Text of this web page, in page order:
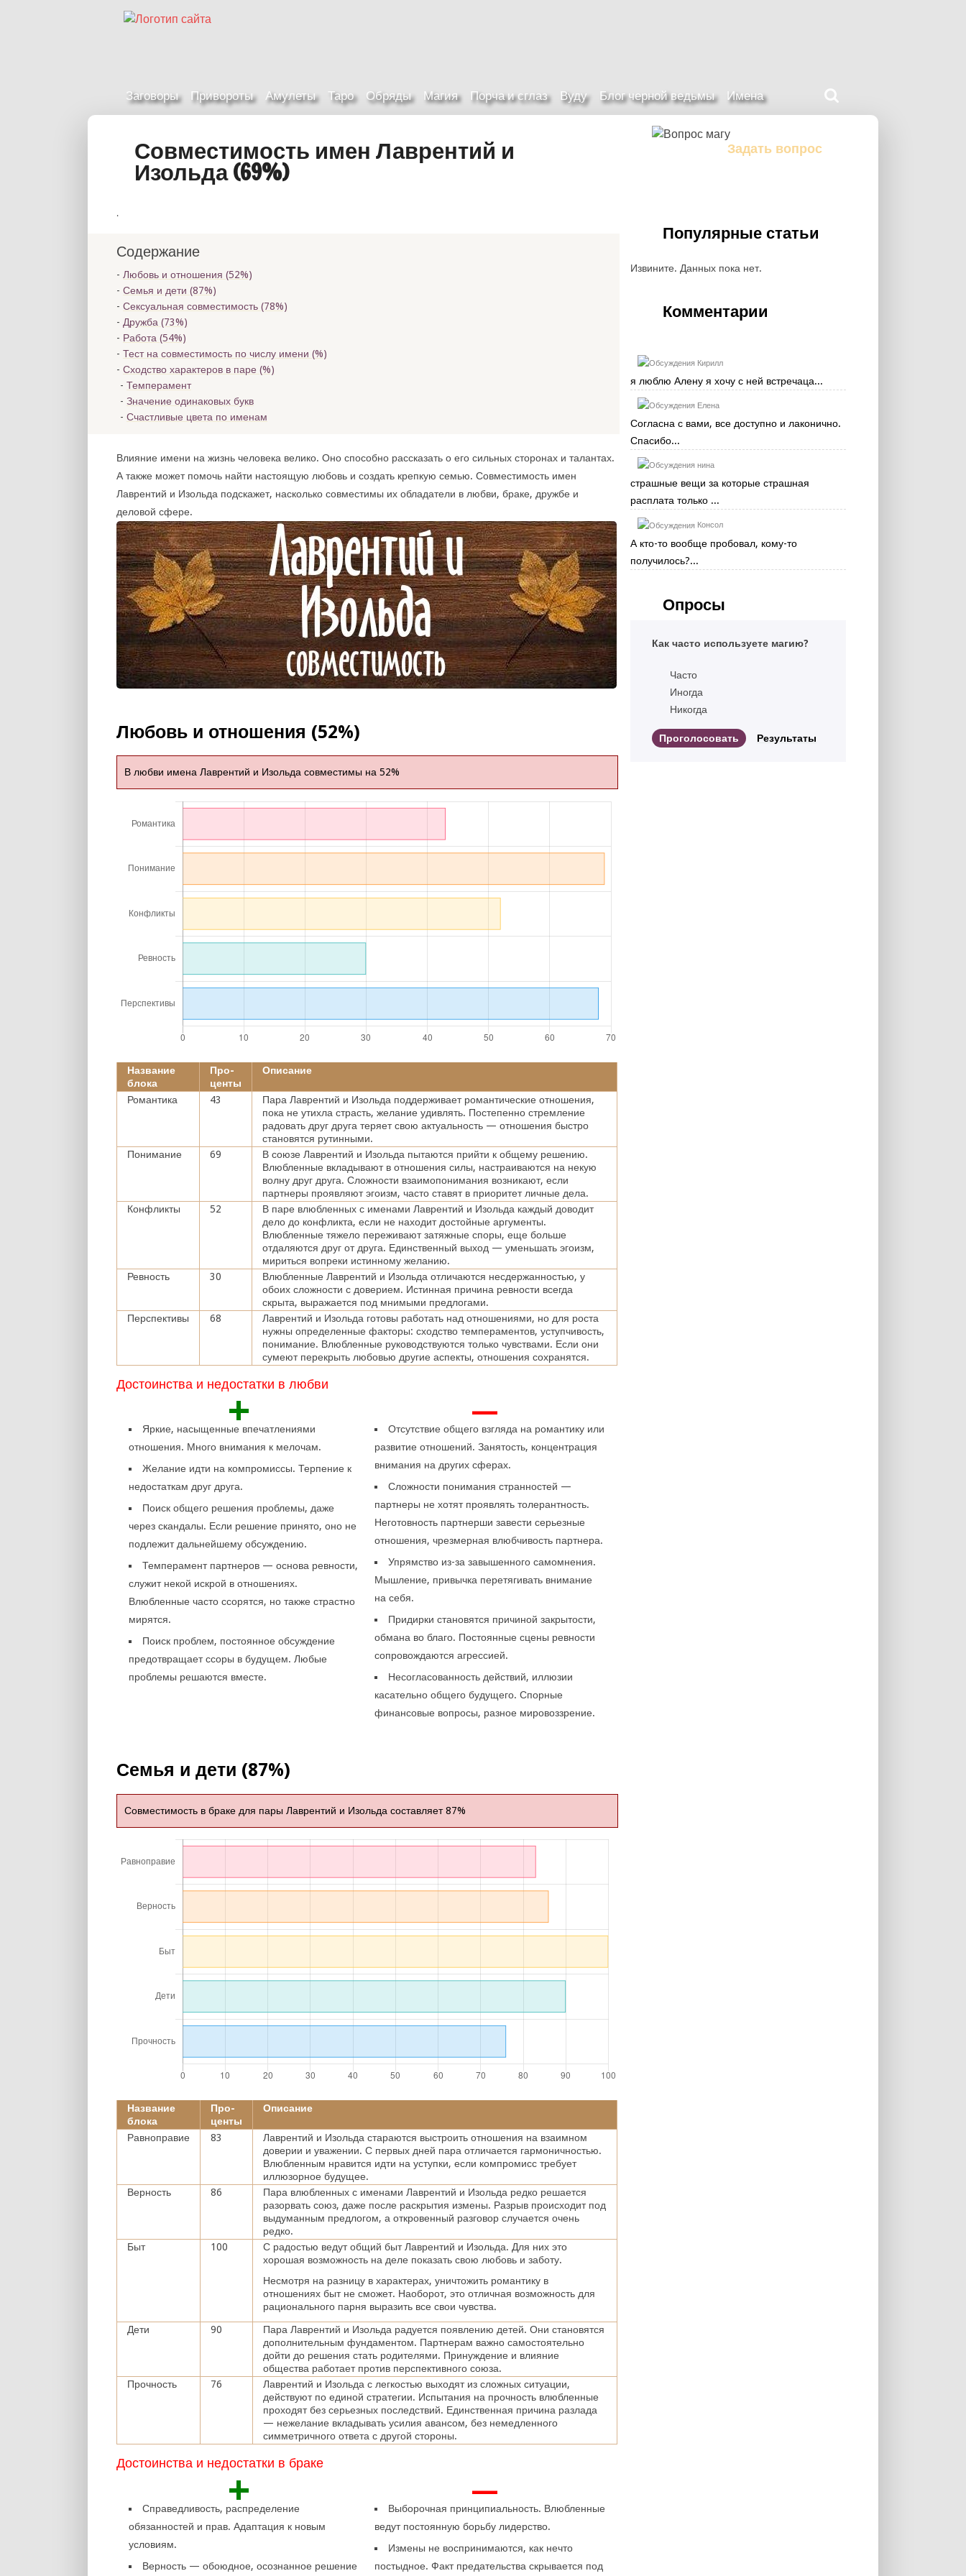
Заговоры Привороты Амулеты Таро Обряды Магия Порча и сглаз Вуду Блог черной ведьмы Имена
сайте
Совместимость имен Лаврентий и
Изольда (69%)
.
Содержание
Любовь и отношения (52%)
Семья и дети (87%)
Сексуальная совместимость (78%)
Дружба (73%)
Работа (54%)
Тест на совместимость по числу имени (%)
Сходство характеров в паре (%)
Темперамент
Значение одинаковых букв
Счастливые цвета по именам
Влияние имени на жизнь человека велико. Оно способно рассказать о его сильных сторонах и талантах.
А также может помочь найти настоящую любовь и создать крепкую семью. Совместимость имен
Лаврентий и Изольда подскажет, насколько совместимы их обладатели в любви, браке, дружбе и
деловой сфере.
Любовь и отношения (52%)
В любви имена Лаврентий и Изольда совместимы на 52%
Название
блока
Про-
центы
Описание
Романтика 43
Пара Лаврентий и Изольда поддерживает романтические отношения,
пока не утихла страсть, желание удивлять. Постепенно стремление
радовать друг друга теряет свою актуальность — отношения быстро
становятся рутинными.
Понимание
69
В союзе Лаврентий и Изольда пытаются прийти к общему решению.
Влюбленные вкладывают в отношения силы, настраиваются на некую
волну друг друга. Сложности взаимопонимания возникают, если
партнеры проявляют эгоизм, часто ставят в приоритет личные дела.
Конфликты
52
В паре влюбленных с именами Лаврентий и Изольда каждый доводит
дело до конфликта, если не находит достойные аргументы.
Влюбленные тяжело переживают затяжные споры, еще больше
отдаляются друг от друга. Единственный выход — уменьшать эгоизм,
мириться вопреки истинному желанию.
Ревность
30
Влюбленные Лаврентий и Изольда отличаются несдержанностью, у
обоих сложности с доверием. Истинная причина ревности всегда
скрыта, выражается под мнимыми предлогами.
Перспективы
68
Лаврентий и Изольда готовы работать над отношениями, но для роста
нужны определенные факторы: сходство темпераментов, уступчивость,
понимание. Влюбленные руководствуются только чувствами. Если они
сумеют перекрыть любовью другие аспекты, отношения сохранятся.
Достоинства и недостатки в любви
+
Яркие, насыщенные впечатлениями
отношения. Много внимания к мелочам.
Желание идти на компромиссы. Терпение к
недостаткам друг друга.
Поиск общего решения проблемы, даже
через скандалы. Если решение принято, оно не
подлежит дальнейшему обсуждению.
Темперамент партнеров — основа ревности,
служит некой искрой в отношениях.
Влюбленные часто ссорятся, но также страстно
мирятся.
Поиск проблем, постоянное обсуждение
предотвращает ссоры в будущем. Любые
проблемы решаются вместе.
—
Отсутствие общего взгляда на романтику или
развитие отношений. Занятость, концентрация
внимания на других сферах.
Сложности понимания странностей —
партнеры не хотят проявлять толерантность.
Неготовность партнерши завести серьезные
отношения, чрезмерная влюбчивость партнера.
Упрямство из-за завышенного самомнения.
Мышление, привычка перетягивать внимание
на себя.
Придирки становятся причиной закрытости,
обмана во благо. Постоянные сцены ревности
сопровождаются агрессией.
Несогласованность действий, иллюзии
касательно общего будущего. Спорные
финансовые вопросы, разное мировоззрение.
Семья и дети (87%)
Совместимость в браке для пары Лаврентий и Изольда составляет 87%
Название
блока
Про-
центы
Описание
Равноправие 83
Лаврентий и Изольда стараются выстроить отношения на взаимном
доверии и уважении. С первых дней пара отличается гармоничностью.
Влюбленным нравится идти на уступки, если компромисс требует
иллюзорное будущее.
Верность
86
Пара влюбленных с именами Лаврентий и Изольда редко решается
разорвать союз, даже после раскрытия измены. Разрыв происходит под
выдуманным предлогом, а откровенный разговор случается очень
редко.
Быт
100
С радостью ведут общий быт Лаврентий и Изольда. Для них это
хорошая возможность на деле показать свою любовь и заботу.
Несмотря на разницу в характерах, уничтожить романтику в
отношениях быт не сможет. Наоборот, это отличная возможность для
рационального парня выразить все свои чувства.
Дети 90
Пара Лаврентий и Изольда радуется появлению детей. Они становятся
дополнительным фундаментом. Партнерам важно самостоятельно
дойти до решения стать родителями. Принуждение и влияние
общества работает против перспективного союза.
Прочность
76
Лаврентий и Изольда с легкостью выходят из сложных ситуации,
действуют по единой стратегии. Испытания на прочность влюбленные
проходят без серьезных последствий. Единственная причина разлада
— нежелание вкладывать усилия авансом, без немедленного
симметричного ответа с другой стороны.
Достоинства и недостатки в браке
+
Справедливость, распределение
обязанностей и прав. Адаптация к новым
условиям.
Верность — обоюдное, осознанное решение
—
Выборочная принципиальность. Влюбленные
ведут постоянную борьбу лидерство.
Измены не воспринимаются, как нечто
постыдное. Факт предательства скрывается под
Задать вопрос
Популярные статьи
Извините. Данных пока нет.
Комментарии
Кирилл
я люблю Алену я хочу с ней встречаца...
Елена
Согласна с вами, все доступно и лаконично.
Спасибо...
нина
страшные вещи за которые страшная
расплата только ...
Консол
А кто-то вообще пробовал, кому-то
получилось?...
Опросы
Как часто используете магию?
Часто
Иногда
Никогда
Результаты